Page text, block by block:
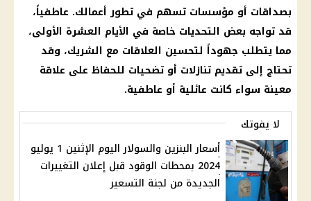
بصداقات أو مؤسسات تسهم في تطور أعمالك. عاطفياً،
قد تواجه بعض التحديات خاصة في الأيام العشرة الأولى،
مما يتطلب جهوداً لتحسين العلاقات مع الشريك، وقد
تحتاج إلى تقديم تنازلات أو تضحيات للحفاظ على علاقة
معينة سواء كانت عائلية أو عاطفية.
لا يفوتك
أسعار البنزين والسولار اليوم الإثنين 1 يوليو
2024 بمحطات الوقود قبل إعلان التغييرات
الجديدة من لجنة التسعير